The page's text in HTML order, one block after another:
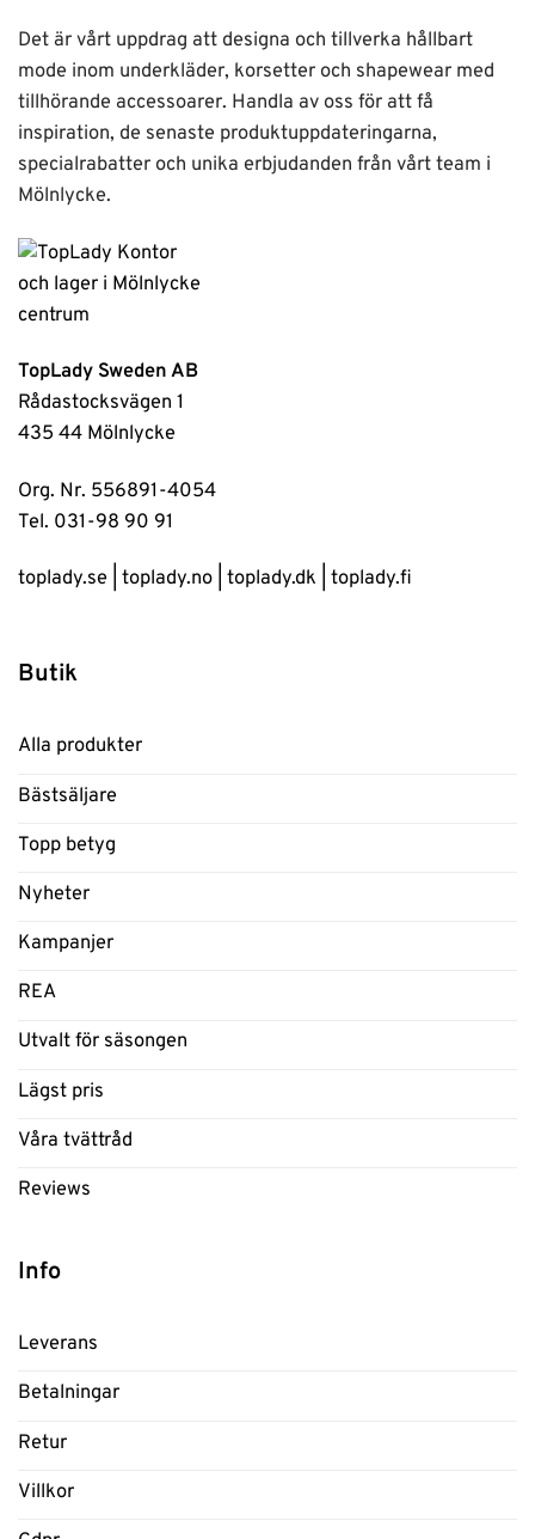
Det är vårt uppdrag att designa och tillverka hållbart
mode inom underkläder, korsetter och shapewear med
tillhörande accessoarer. Handla av oss för att få
inspiration, de senaste produktuppdateringarna,
specialrabatter och unika erbjudanden från vårt team i
Mölnlycke.
TopLady Sweden AB
Rådastocksvägen 1
435 44 Mölnlycke
Org. Nr. 556891-4054
Tel. 031-98 90 91
toplady.se toplady.no toplady.dk toplady.fi
Butik
Alla produkter
Bästsäljare
Topp betyg
Nyheter
Kampanjer
REA
Utvalt för säsongen
Lägst pris
Våra tvättråd
Reviews
Info
Leverans
Betalningar
Retur
Villkor